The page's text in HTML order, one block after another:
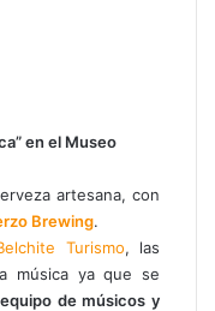
en el Museo
artesana, con
Brewing.
Turismo, las
música ya que se
de músicos y